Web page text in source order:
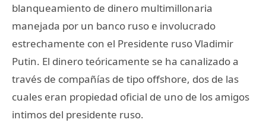
blanqueamiento de dinero multimillonaria
manejada por un banco ruso e involucrado
estrechamente con el Presidente ruso Vladimir
Putin. El dinero teóricamente se ha canalizado a
través de compañías de tipo offshore, dos de las
cuales eran propiedad oficial de uno de los amigos
intimos del presidente ruso.